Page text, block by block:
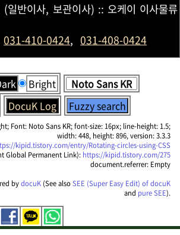
(일반이사, 보관이사) :: 오케이 이사물류
031-410-0424, 031-408-0424
Bright
DocuK Log Fuzzy search
Font: Noto Sans KR; font-size: 16px; line-height: 1.5;
width: 448, height: 896, version: 3.3.3
kipid.tistory.com/entry/Rotating-circles-using-CSS
Global Permanent Link): https://kipid.tistory.com/275
document.referrer: Empty
bydocuK (See alsoSEE (Super Easy Edit) of docuK
and pure SEE).